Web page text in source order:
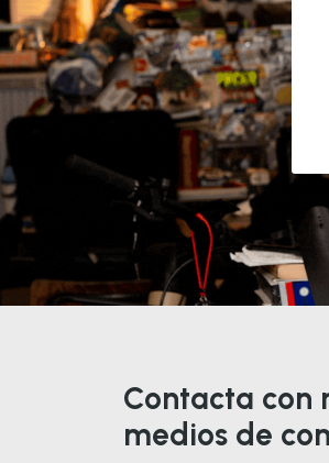
Contacta con
medios de